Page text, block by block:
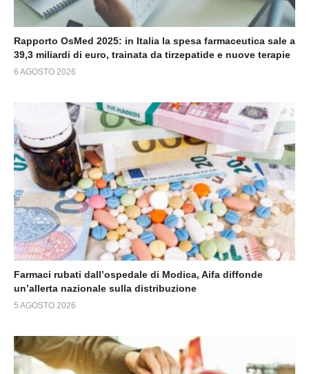
Rapporto OsMed 2025: in Italia la spesa farmaceutica sale a
39,3 miliardi di euro, trainata da tirzepatide e nuove terapie
6 AGOSTO 2026
Farmaci rubati dall’ospedale di Modica, Aifa diffonde
un’allerta nazionale sulla distribuzione
5 AGOSTO 2026